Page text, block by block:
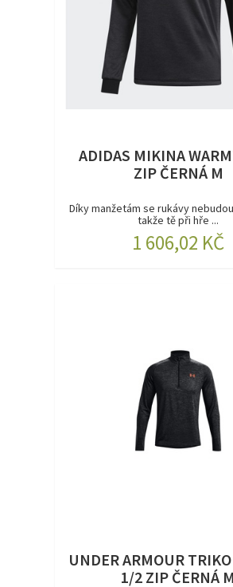
ADIDAS MIKINA
ZIP ČERNÁ M
Díky manžetám se rukávy
takže tě při hře ...
1 606,02 KČ
UNDER ARMOUR
1/2 ZIP ČERNÁ M